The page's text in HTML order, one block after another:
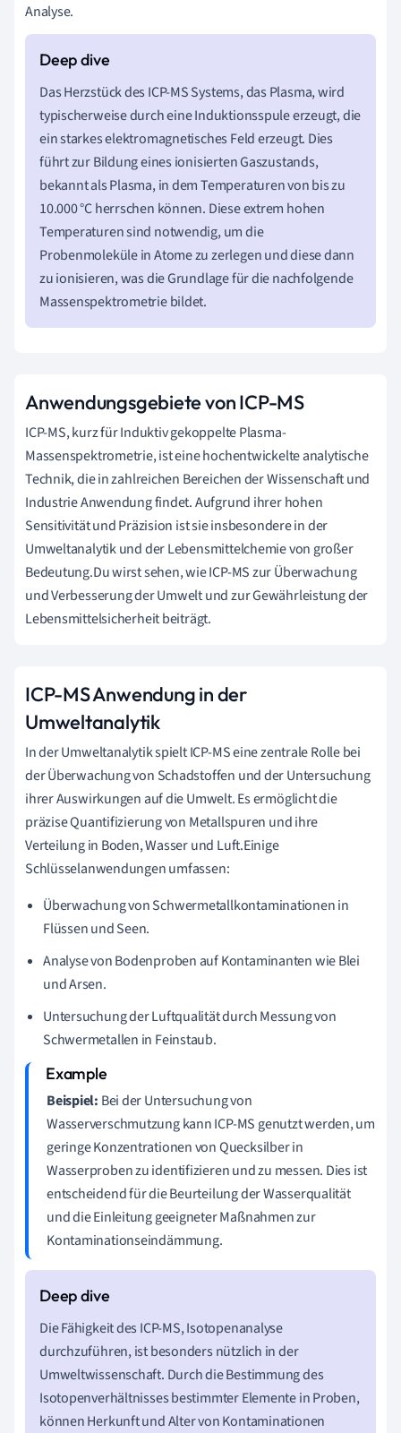
Analyse.
Das Herzstück des ICP-MS Systems, das Plasma, wird
typischerweise durch eine Induktionsspule erzeugt, die
ein starkes elektromagnetisches Feld erzeugt. Dies
führt zur Bildung eines ionisierten Gaszustands,
bekannt als Plasma, in dem Temperaturen von bis zu
10.000 °C herrschen können. Diese extrem hohen
Temperaturen sind notwendig, um die
Probenmoleküle in Atome zu zerlegen und diese dann
zu ionisieren, was die Grundlage für die nachfolgende
Massenspektrometrie bildet.
Anwendungsgebiete von ICP-MS
ICP-MS, kurz für Induktiv gekoppelte Plasma-
Massenspektrometrie, ist eine hochentwickelte analytische
Technik, die in zahlreichen Bereichen der Wissenschaft und
Industrie Anwendung findet. Aufgrund ihrer hohen
Sensitivität und Präzision ist sie insbesondere in der
Umweltanalytik und der Lebensmittelchemie von großer
Bedeutung.Du wirst sehen, wie ICP-MS zur Überwachung
und Verbesserung der Umwelt und zur Gewährleistung der
Lebensmittelsicherheit beiträgt.
ICP-MS Anwendung in der
Umweltanalytik
In der Umweltanalytik spielt ICP-MS eine zentrale Rolle bei
der Überwachung von Schadstoffen und der Untersuchung
ihrer Auswirkungen auf die Umwelt. Es ermöglicht die
präzise Quantifizierung von Metallspuren und ihre
Verteilung in Boden, Wasser und Luft.Einige
Schlüsselanwendungen umfassen:
Überwachung von Schwermetallkontaminationen in
Flüssen und Seen.
Analyse von Bodenproben auf Kontaminanten wie Blei
und Arsen.
Untersuchung der Luftqualität durch Messung von
Schwermetallen in Feinstaub.
Beispiel: Bei der Untersuchung von
Wasserverschmutzung kann ICP-MS genutzt werden, um
geringe Konzentrationen von Quecksilber in
Wasserproben zu identifizieren und zu messen. Dies ist
entscheidend für die Beurteilung der Wasserqualität
und die Einleitung geeigneter Maßnahmen zur
Kontaminationseindämmung.
Die Fähigkeit des ICP-MS, Isotopenanalyse
durchzuführen, ist besonders nützlich in der
Umweltwissenschaft. Durch die Bestimmung des
Isotopenverhältnisses bestimmter Elemente in Proben,
können Herkunft und Alter von Kontaminationen